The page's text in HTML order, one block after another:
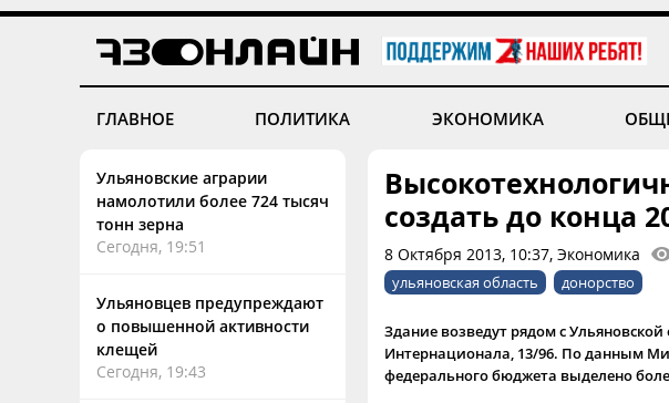
ГЛАВНОЕ ПОЛИТИКА ЭКОНОМИКА
Ульяновские аграрии
намолотили более 724 тысяч
тонн зерна
Сегодня, 19:51
Ульяновцев предупреждают
о повышенной активности
клещей
Сегодня, 19:43
создать до конца
8 Октября 2013, 10:37, Экономика
ульяновская область донорство
Здание возведут рядом с
Интернационала, 13/96. По данным
федерального бюджета выделено